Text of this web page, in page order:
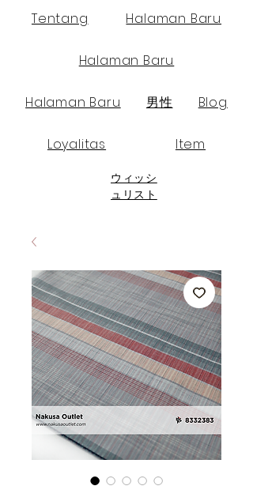
Tentang Halaman Baru
Halaman Baru
Halaman Baru 男性 Blog
Loyalitas Item
ウィッシ
ュリスト